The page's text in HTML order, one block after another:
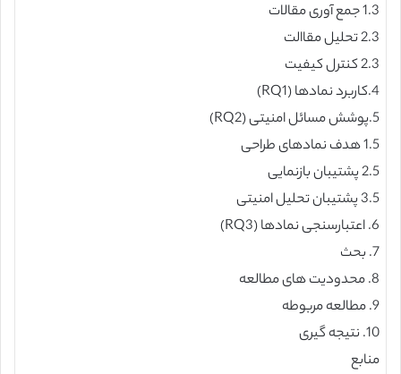
1.3 جمع آوری مقالات
2.3 تحلیل مقاالت
2.3 کنترل کیفیت
4.کاربرد نمادها (RQ1)
5.پوشش مسائل امنیتی (RQ2)
1.5 هدف نمادهای طراحی
2.5 پشتیبان بازنمایی
3.5 پشتیبان تحلیل امنیتی
6. اعتبارسنجی نمادها (RQ3)
7. بحث
8. محدودیت های مطالعه
9. مطالعه مربوطه
10. نتیجه گیری
منابع